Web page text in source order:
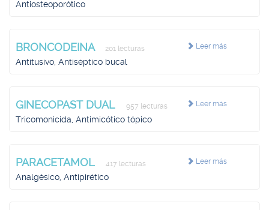
Antiosteoporótico
Leer más
BRONCODEINA 201 lecturas
Antitusivo, Antiséptico bucal
Leer más
GINECOPAST DUAL 957 lecturas
Tricomonicida, Antimicótico tópico
Leer más
PARACETAMOL 417 lecturas
Analgésico, Antipirético